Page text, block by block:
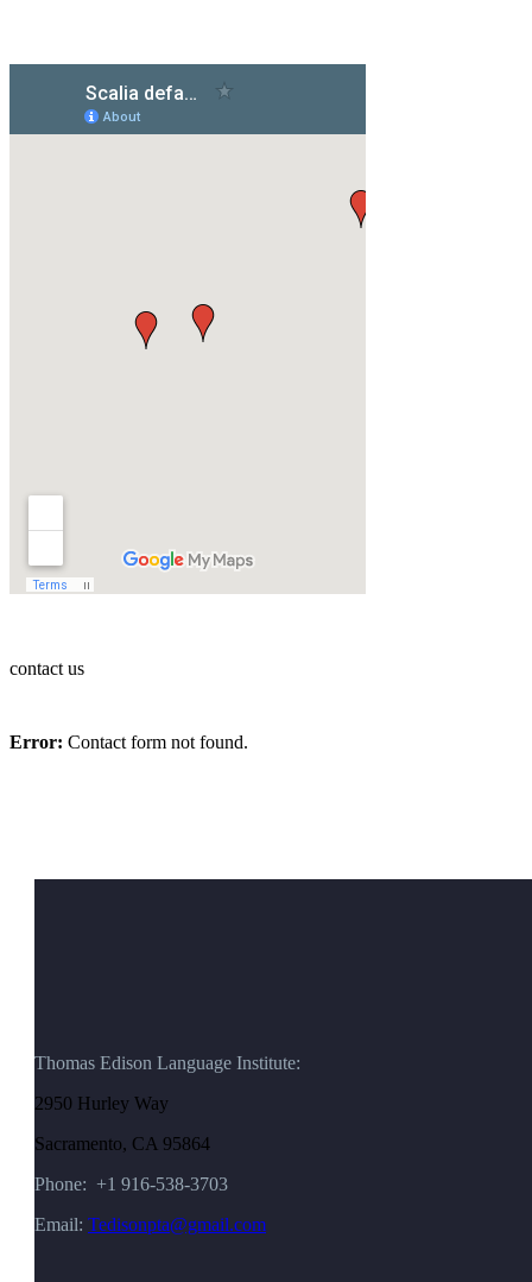
contact us
Error: Contact form not found.
Thomas Edison Language Institute:
2950 Hurley Way
Sacramento, CA 95864
Phone: +1 916-538-3703
Email: Tedisonpta@gmail.com